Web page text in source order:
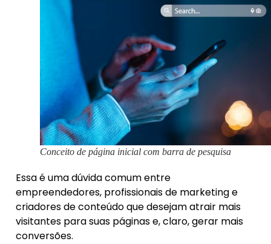
Conceito de página inicial com barra de pesquisa
Essa é uma dúvida comum entre
empreendedores, profissionais de marketing e
criadores de conteúdo que desejam atrair mais
visitantes para suas páginas e, claro, gerar mais
conversões.